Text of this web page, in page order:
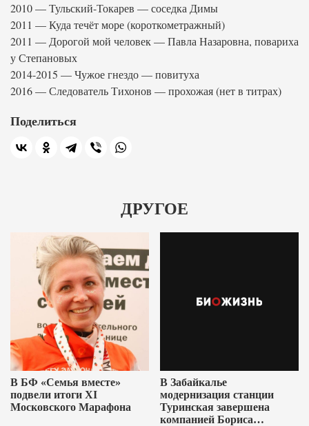
2010 — Тульский-Токарев — соседка Димы
2011 — Куда течёт море (короткометражный)
2011 — Дорогой мой человек — Павла Назаровна, повариха
у Степановых
2014-2015 — Чужое гнездо — повитуха
2016 — Следователь Тихонов — прохожая (нет в титрах)
Поделиться
ДРУГОЕ
В БФ «Семья вместе»
подвели итоги XI
Московского Марафона
В Забайкалье
модернизация станции
Туринская завершена
компанией Бориса